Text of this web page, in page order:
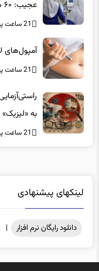
21 ساعت پیش
21 ساعت پیش
به
می‌کنند؟
21 ساعت پیش
دانلود رایگان نرم افزار
کلیه حقوق